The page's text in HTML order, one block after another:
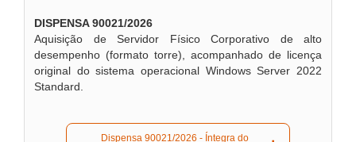
DISPENSA 90021/2026
Aquisição de Servidor Físico Corporativo de alto
desempenho (formato torre), acompanhado de licença
original do sistema operacional Windows Server 2022
Standard.